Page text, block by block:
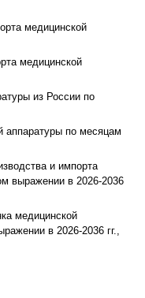
медицинской
медицинской
из России по
аппаратуры по месяцам
и импорта
выражении в 2026-2036
медицинской
в 2026-2036 гг.,